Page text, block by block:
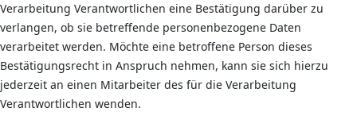
Verarbeitung Verantwortlichen eine Bestätigung darüber zu
verlangen, ob sie betreffende personenbezogene Daten
verarbeitet werden. Möchte eine betroffene Person dieses
Bestätigungsrecht in Anspruch nehmen, kann sie sich hierzu
jederzeit an einen Mitarbeiter des für die Verarbeitung
Verantwortlichen wenden.